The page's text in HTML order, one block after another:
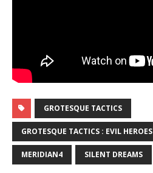
GROTESQUE TACTICS
GROTESQUE TACTICS : EVIL HEROES
MERIDIAN4 SILENT DREAMS